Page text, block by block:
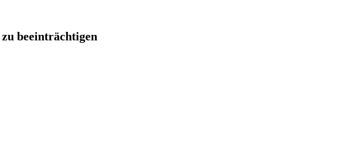
beeinträchtigen